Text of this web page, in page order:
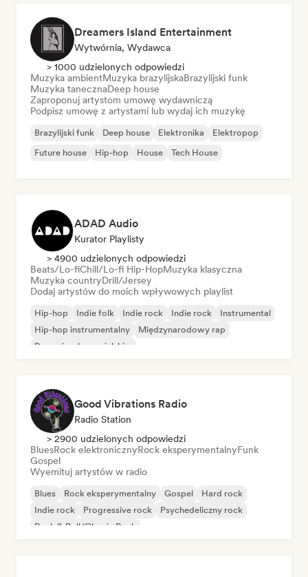
Dreamers Island Entertainment
Wytwórnia, Wydawca
> 1000 udzielonych odpowiedzi
Muzyka ambientMuzyka brazylijskaBrazylijski funk
Muzyka tanecznaDeep house
Zaproponuj artystom umowę wydawniczą
Podpisz umowę z artystami lub wydaj ich muzykę
Brazylijski funk Deep house Elektronika
Elektropop
Future house
Hip-hop House Tech House
ADAD Audio
Kurator Playlisty
> 4900 udzielonych odpowiedzi
Beats/Lo-fiChill/Lo-fi Hip-HopMuzyka klasyczna
Muzyka countryDrill/Jersey
Dodaj artystów do moich wpływowych playlist
Hip-hop Indie folk Indie rock Indie rock
Instrumental
Hip-hop instrumentalny
Międzynarodowy rap
Rap w języku angielskim
Good Vibrations Radio
Radio Station
> 2900 udzielonych odpowiedzi
BluesRock elektronicznyRock eksperymentalnyFunk
Gospel
Wyemituj artystów w radio
Blues Rock eksperymentalny Gospel
Hard rock
Indie rock
Progressive rock
Psychedeliczny rock
Rock & Roll/Classic Rock